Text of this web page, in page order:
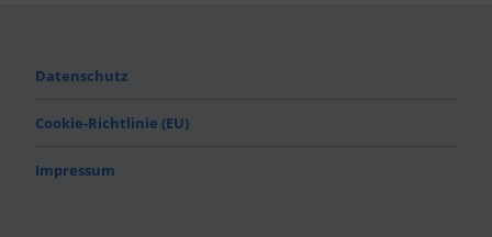
Datenschutz
Cookie-Richtlinie (EU)
Impressum